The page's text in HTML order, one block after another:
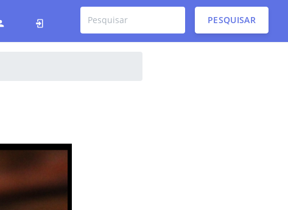
PESQUISAR